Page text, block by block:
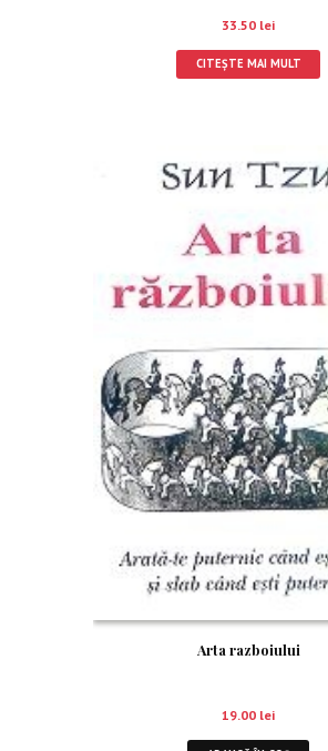
33.50 lei
CITEȘTE MAI MULT
Arta razboiului
19.00 lei